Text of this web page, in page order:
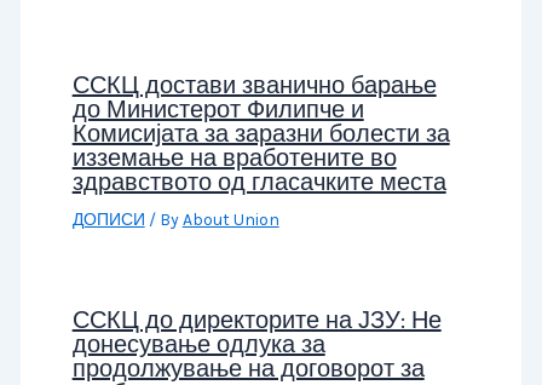
ССКЦ достави званично барање
до Министерот Филипче и
Комисијата за заразни болести за
изземање на вработените во
здравството од гласачките места
ДОПИСИ / ByAbout Union
ССКЦ до директорите на ЈЗУ: Не
донесување одлука за
продолжување на договорот за